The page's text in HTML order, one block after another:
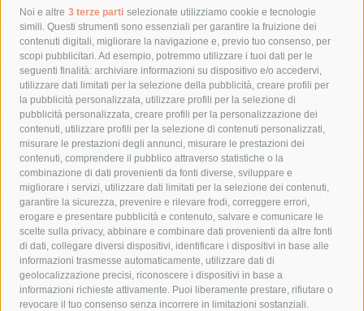
Noi e altre 3 terze parti selezionate utilizziamo cookie e tecnologie
simili. Questi strumenti sono essenziali per garantire la fruizione dei
contenuti digitali, migliorare la navigazione e, previo tuo consenso, per
scopi pubblicitari. Ad esempio, potremmo utilizzare i tuoi dati per le
seguenti finalità: archiviare informazioni su dispositivo e/o accedervi,
utilizzare dati limitati per la selezione della pubblicità, creare profili per
la pubblicità personalizzata, utilizzare profili per la selezione di
pubblicità personalizzata, creare profili per la personalizzazione dei
contenuti, utilizzare profili per la selezione di contenuti personalizzati,
misurare le prestazioni degli annunci, misurare le prestazioni dei
contenuti, comprendere il pubblico attraverso statistiche o la
combinazione di dati provenienti da fonti diverse, sviluppare e
migliorare i servizi, utilizzare dati limitati per la selezione dei contenuti,
garantire la sicurezza, prevenire e rilevare frodi, correggere errori,
erogare e presentare pubblicità e contenuto, salvare e comunicare le
scelte sulla privacy, abbinare e combinare dati provenienti da altre fonti
di dati, collegare diversi dispositivi, identificare i dispositivi in base alle
informazioni trasmesse automaticamente, utilizzare dati di
geolocalizzazione precisi, riconoscere i dispositivi in base a
informazioni richieste attivamente. Puoi liberamente prestare, rifiutare o
revocare il tuo consenso senza incorrere in limitazioni sostanziali.
Tag
acqua allerta meteo
anas
area marina protetta di punta campanella
arresto
Asl Napoli 3 sud
capitaneria di porto capri
carabinieri
castellammare di stabia
circumvesuviana
comune di sorrento
concerto
contagi
costiera amalfitana
covid-19 eav
elezioni
fondazione sorrento
gori guardia costiera
incidente
lavori
lorenzo balducelli mare
massa lubrense
massimo coppola
Meta napoli
ordinanza
penisola sorrentina
piano di sorrento
polizia municipale
protezione civile
Regione Campania
sant'agnello